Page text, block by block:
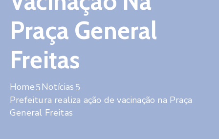
Praça General
Freitas
Home
Notícias
Prefeitura realiza ação de vacinação na Praça
General Freitas